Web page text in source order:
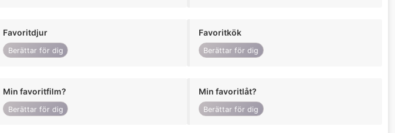
Favoritdjur
Berättar för dig
Favoritkök
Berättar för dig
Min favoritfilm?
Berättar för dig
Min favoritlåt?
Berättar för dig